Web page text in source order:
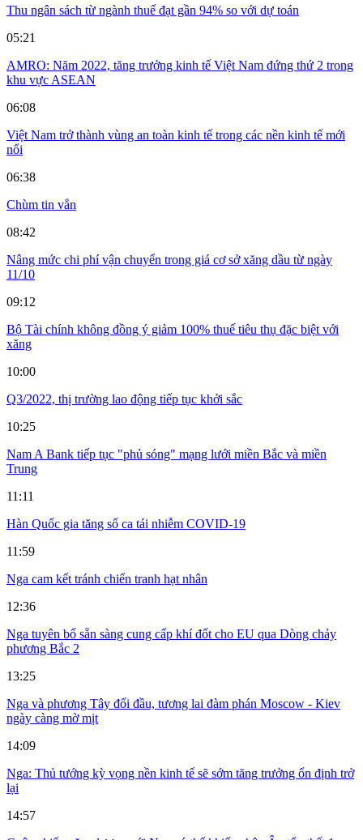
Thu ngân sách từ ngành thuế đạt gần 94% so với dự toán
05:21
AMRO: Năm 2022, tăng trưởng kinh tế Việt Nam đứng thứ 2 trong
khu vực ASEAN
06:08
Việt Nam trở thành vùng an toàn kinh tế trong các nền kinh tế mới
nổi
06:38
Chùm tin vắn
08:42
Nâng mức chi phí vận chuyển trong giá cơ sở xăng dầu từ ngày
11/10
09:12
Bộ Tài chính không đồng ý giảm 100% thuế tiêu thụ đặc biệt với
xăng
10:00
Q3/2022, thị trường lao động tiếp tục khởi sắc
10:25
Nam A Bank tiếp tục "phủ sóng" mạng lưới miền Bắc và miền
Trung
11:11
Hàn Quốc gia tăng số ca tái nhiễm COVID-19
11:59
Nga cam kết tránh chiến tranh hạt nhân
12:36
Nga tuyên bố sẵn sàng cung cấp khí đốt cho EU qua Dòng chảy
phương Bắc 2
13:25
Nga và phương Tây đối đầu, tương lai đàm phán Moscow - Kiev
ngày càng mờ mịt
14:09
Nga: Thủ tướng kỳ vọng nền kinh tế sẽ sớm tăng trưởng ổn định trở
lại
14:57